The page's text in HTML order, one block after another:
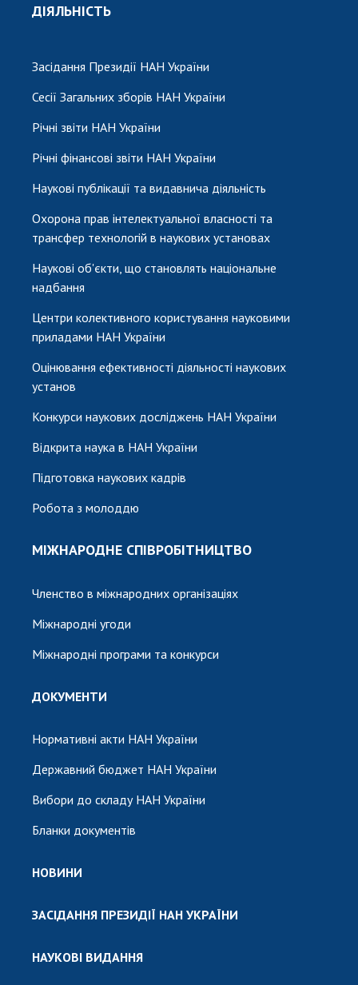
ДІЯЛЬНІСТЬ
Засідання Президії НАН України
Сесії Загальних зборів НАН України
Річні звіти НАН України
Річні фінансові звіти НАН України
Наукові публікації та видавнича діяльність
Охорона прав інтелектуальної власності та
трансфер технологій в наукових установах
Наукові об'єкти, що становлять національне
надбання
Центри колективного користування науковими
приладами НАН України
Оцінювання ефективності діяльності наукових
установ
Конкурси наукових досліджень НАН України
Відкрита наука в НАН України
Підготовка наукових кадрів
Робота з молоддю
МІЖНАРОДНЕ СПІВРОБІТНИЦТВО
Членство в міжнародних організаціях
Міжнародні угоди
Міжнародні програми та конкурси
ДОКУМЕНТИ
Нормативні акти НАН України
Державний бюджет НАН України
Вибори до складу НАН України
Бланки документів
НОВИНИ
ЗАСІДАННЯ ПРЕЗИДІЇ НАН УКРАЇНИ
НАУКОВІ ВИДАННЯ